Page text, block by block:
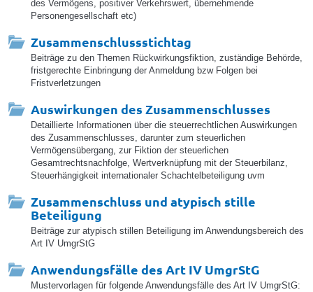
des Vermögens, positiver Verkehrswert, übernehmende
Personengesellschaft etc)
Zusammenschlussstichtag
Beiträge zu den Themen Rückwirkungsfiktion, zuständige Behörde,
fristgerechte Einbringung der Anmeldung bzw Folgen bei
Fristverletzungen
Auswirkungen des Zusammenschlusses
Detaillierte Informationen über die steuerrechtlichen Auswirkungen
des Zusammenschlusses, darunter zum steuerlichen
Vermögensübergang, zur Fiktion der steuerlichen
Gesamtrechtsnachfolge, Wertverknüpfung mit der Steuerbilanz,
Steuerhängigkeit internationaler Schachtelbeteiligung uvm
Zusammenschluss und atypisch stille
Beteiligung
Beiträge zur atypisch stillen Beteiligung im Anwendungsbereich des
Art IV UmgrStG
Anwendungsfälle des Art IV UmgrStG
Mustervorlagen für folgende Anwendungsfälle des Art IV UmgrStG: